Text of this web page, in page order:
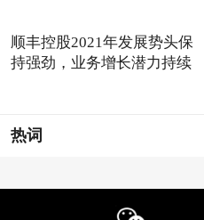
顺丰控股2021年发展势头保
持强劲，业务增长潜力持续
热词